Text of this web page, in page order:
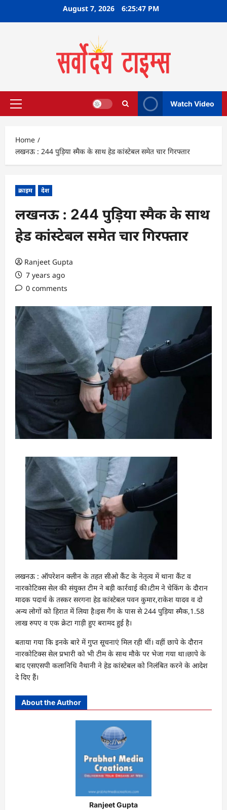
August 7, 2026 6:25:48 PM
Primary
Watch Video
Home
लखनऊ : 244 पुड़िया स्मैक के साथ हेड कांस्टेबल समेत चार गिरफ्तार
क्राइम देश
लखनऊ : 244 पुड़िया स्मैक के साथ
हेड कांस्टेबल समेत चार गिरफ्तार
Ranjeet Gupta
7 years ago
0 comments
लखनऊ : ऑपरेशन क्लीन के तहत सीओ कैंट के नेतृत्व में थाना कैंट व
नारकोटिक्स सेल की संयुक्त टीम ने बड़ी कार्रवाई की।टीम ने चेकिंग के दौरान
मादक पदार्थ के तस्कर सरगना हेड कांस्टेबल पवन कुमार,राकेश यादव व दो
अन्य लोगों को हिरात में लिया है।इस गैंग के पास से 244 पुड़िया स्मैक,1.58
लाख रुपए व एक क्रेटा गाड़ी हुए बरामद हुई है।
बताया गया कि इनके बारे में गुप्त सूचनाएं मिल रही थीं। वहीं छापे के दौरान
नारकोटिक्स सेल प्रभारी को भी टीम के साथ मौके पर भेजा गया था।छापे के
बाद एसएसपी कलानिधि नैथानी ने हेड कांस्टेबल को निलंबित करने के आदेश
दे दिए हैं।
About the Author
Ranjeet Gupta